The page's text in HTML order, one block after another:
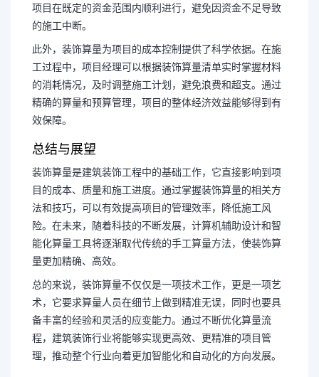
项目在既定的资金范围内顺利进行，避免因资金不足导致
的施工中断。
此外，装饰算量为项目的成本控制提供了科学依据。在施
工过程中，项目经理可以根据装饰算量清单实时掌握材料
的消耗情况，及时调整施工计划，避免浪费和超支。通过
精确的算量和预算管理，项目的整体经济效益能够得到有
效保障。
总结与展望
装饰算量是建筑装饰工程中的基础工作，它直接影响到项
目的成本、质量和施工进度。通过掌握装饰算量的相关方
法和技巧，可以有效提高项目的管理效率，降低施工风
险。在未来，随着科技的不断发展，计算机辅助设计和智
能化算量工具将逐渐取代传统的手工算量方法，使装饰算
量更加精确、高效。
总的来说，装饰算量不仅仅是一项技术工作，更是一项艺
术，它要求算量人员在细节上做到精准无误，同时也要具
备丰富的经验和灵活的应变能力。通过不断优化算量流
程，建筑装饰行业将能够实现更高效、更精准的项目管
理，推动整个行业向着更加智能化和自动化的方向发展。